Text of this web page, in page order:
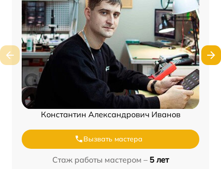
Константин Александрович Иванов
Вызвать мастера
Стаж работы мастером – 5 лет